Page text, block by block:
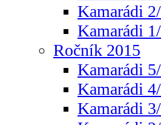
Kamarádi
Kamarádi
Ročník 2015
Kamarádi
Kamarádi
Kamarádi